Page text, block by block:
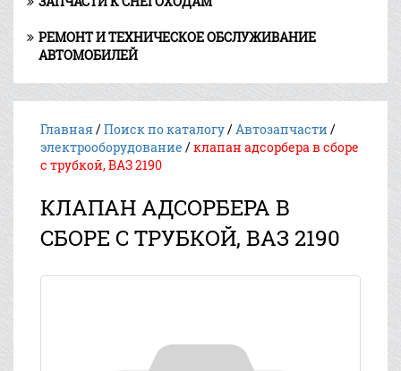
РЕМОНТ И ТЕХНИЧЕСКОЕ ОБСЛУЖИВАНИЕ
АВТОМОБИЛЕЙ
Главная/Поиск по каталогу/Автозапчасти /
электрооборудование /клапан адсорбера в сборе
с трубкой, ВАЗ 2190
КЛАПАН АДСОРБЕРА В
СБОРЕ С ТРУБКОЙ, ВАЗ 2190